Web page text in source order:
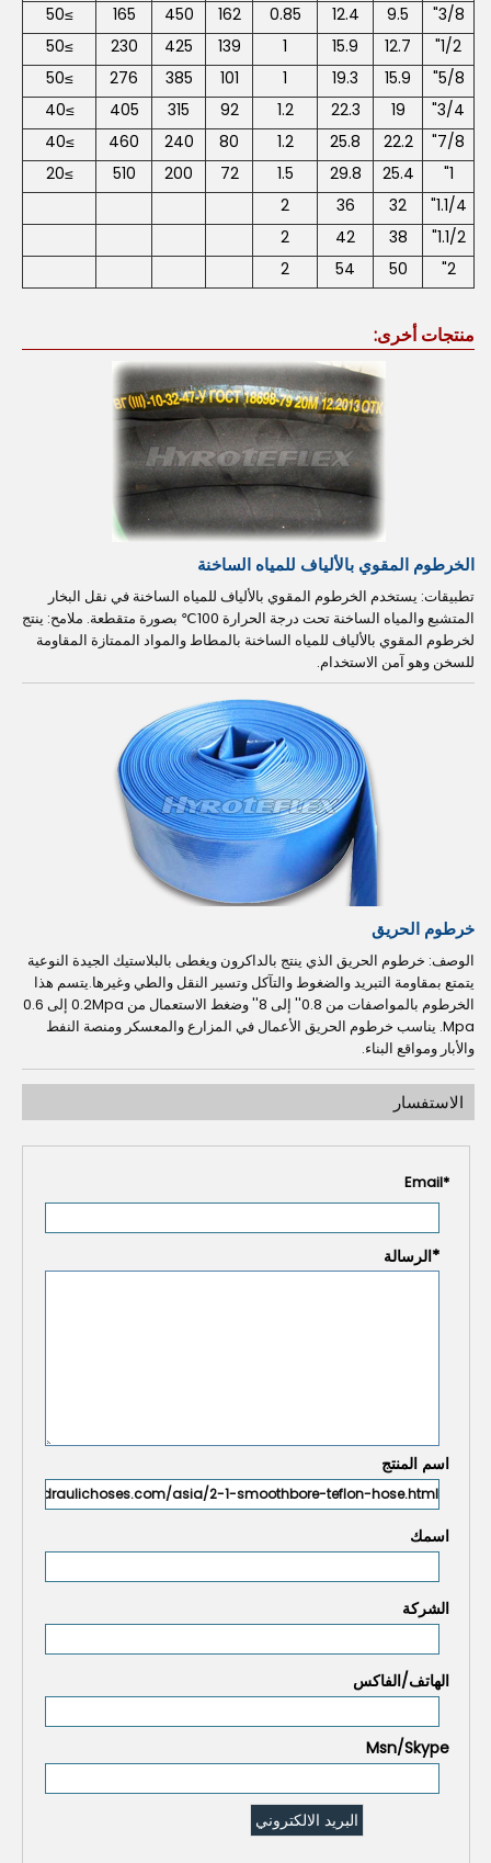
3/8"
9.5
12.4
0.85
162
450
165
≥50
1/2"
12.7
15.9
1
139
425
230
≥50
5/8"
15.9
19.3
1
101
385
276
≥50
3/4"
19
22.3
1.2
92
315
405
≥40
7/8"
22.2
25.8
1.2
80
240
460
≥40
1"
25.4
29.8
1.5
72
200
510
≥20
1.1/4"
32
36
2
1.1/2"
38
42
2
2"
50
54
2
منتجات أخرى:
الخرطوم المقوي بالألياف للمياه الساخنة
تطبيقات: يستخدم الخرطوم المقوي بالألياف للمياه الساخنة في نقل البخار
المتشبع والمياه الساخنة تحت درجة الحرارة 100℃ بصورة متقطعة. ملامح: ينتج
لخرطوم المقوي بالألياف للمياه الساخنة بالمطاط والمواد الممتازة المقاومة
للسخن وهو آمن الاستخدام.
خرطوم الحريق
الوصف: خرطوم الحريق الذي ينتج بالداكرون ويغطى بالبلاستيك الجيدة النوعية
يتمتع بمقاومة التبريد والضغوط والتآكل وتسير النقل والطي وغيرها.يتسم هذا
الخرطوم بالمواصفات من 0.8'' إلى 8'' وضغط الاستعمال من 0.2Mpa إلى 0.6
Mpa. يناسب خرطوم الحريق الأعمال في المزارع والمعسكر ومنصة النفط
والأبار ومواقع البناء.
الاستفسار
*
Email
*الرسالة
اسم المنتج
اسمك
الشركة
الهاتف/الفاكس
Msn/Skype